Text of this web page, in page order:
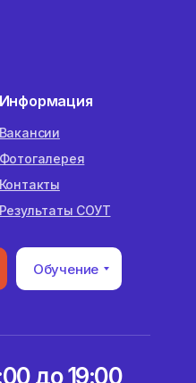
Информация
Вакансии
Фотогалерея
Контакты
Результаты СОУТ
Обучение
до 19:00